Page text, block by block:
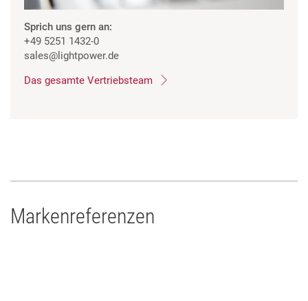
Sprich uns gern an:
+49 5251 1432-0
sales@lightpower.de
Das gesamte Vertriebsteam
Markenreferenzen